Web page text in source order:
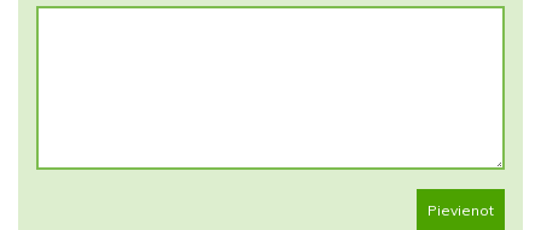
Pievienot